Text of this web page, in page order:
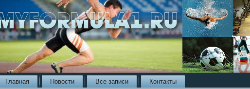
Главная Новости Все записи Контакты